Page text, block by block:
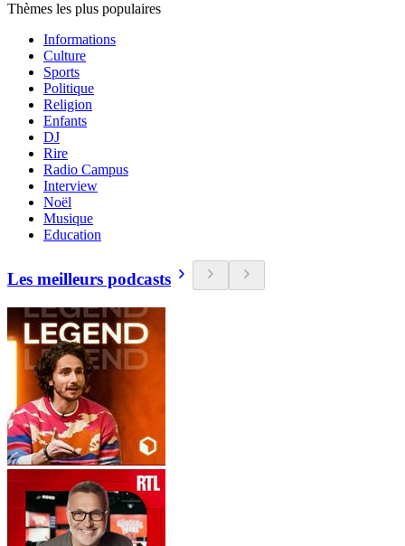
Thèmes les plus populaires
Informations
Culture
Sports
Politique
Religion
Enfants
DJ
Rire
Radio Campus
Interview
Noël
Musique
Education
Les meilleurs podcasts